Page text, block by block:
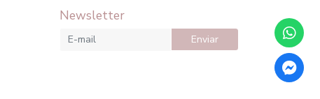
Newsletter
Enviar